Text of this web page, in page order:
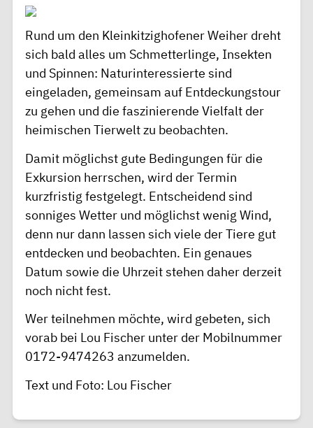
Rund um den Kleinkitzighofener Weiher dreht
sich bald alles um Schmetterlinge, Insekten
und Spinnen: Naturinteressierte sind
eingeladen, gemeinsam auf Entdeckungstour
zu gehen und die faszinierende Vielfalt der
heimischen Tierwelt zu beobachten.
Damit möglichst gute Bedingungen für die
Exkursion herrschen, wird der Termin
kurzfristig festgelegt. Entscheidend sind
sonniges Wetter und möglichst wenig Wind,
denn nur dann lassen sich viele der Tiere gut
entdecken und beobachten. Ein genaues
Datum sowie die Uhrzeit stehen daher derzeit
noch nicht fest.
Wer teilnehmen möchte, wird gebeten, sich
vorab bei Lou Fischer unter der Mobilnummer
0172-9474263 anzumelden.
Text und Foto: Lou Fischer